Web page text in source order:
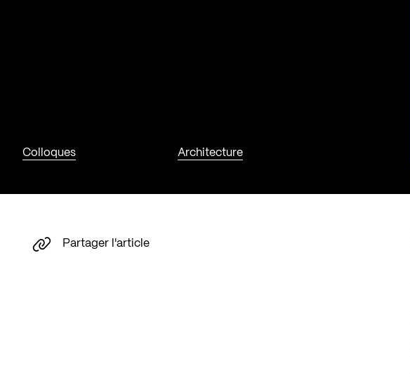
Colloques Architecture
Partager l'article